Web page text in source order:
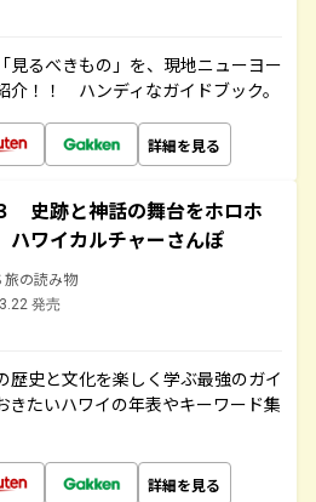
見るべきもの」を、現地ニューヨー
介！！ ハンディなガイドブック。
詳細を見る
史跡と神話の舞台をホロホ
ワイカルチャーさんぽ
旅の読み物
発売
歴史と文化を楽しく学ぶ最強のガイ
きたいハワイの年表やキーワード集
詳細を見る